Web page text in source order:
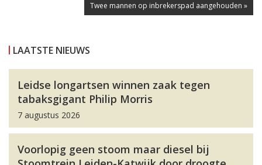
Twee mannen op inbrekerspad aangehouden »
LAATSTE NIEUWS
Leidse longartsen winnen zaak tegen
tabaksgigant Philip Morris
7 augustus 2026
Voorlopig geen stoom maar diesel bij